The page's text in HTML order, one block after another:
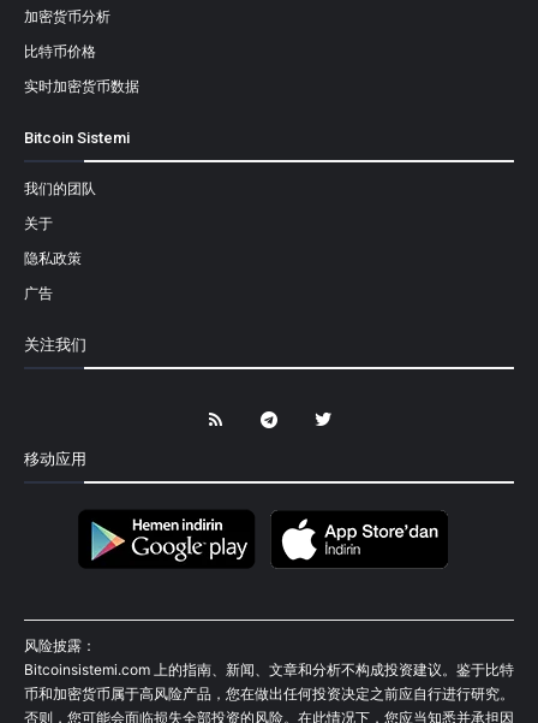
加密货币分析
比特币价格
实时加密货币数据
Bitcoin Sistemi
我们的团队
关于
隐私政策
广告
关注我们
移动应用
风险披露：
Bitcoinsistemi.com 上的指南、新闻、文章和分析不构成投资建议。鉴于比特
币和加密货币属于高风险产品，您在做出任何投资决定之前应自行进行研究。
否则，您可能会面临损失全部投资的风险。在此情况下，您应当知悉并承担因